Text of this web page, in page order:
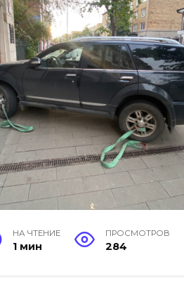
НА ЧТЕНИЕ
1 мин
ПРОСМОТРОВ
284